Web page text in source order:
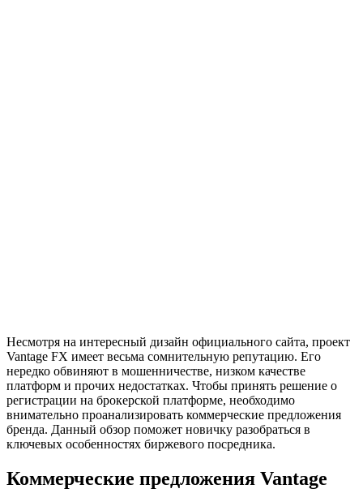
Несмотря на интересный дизайн официального сайта, проект
Vantage FX имеет весьма сомнительную репутацию. Его
нередко обвиняют в мошенничестве, низком качестве
платформ и прочих недостатках. Чтобы принять решение о
регистрации на брокерской платформе, необходимо
внимательно проанализировать коммерческие предложения
бренда. Данный обзор поможет новичку разобраться в
ключевых особенностях биржевого посредника.
Коммерческие предложения Vantage